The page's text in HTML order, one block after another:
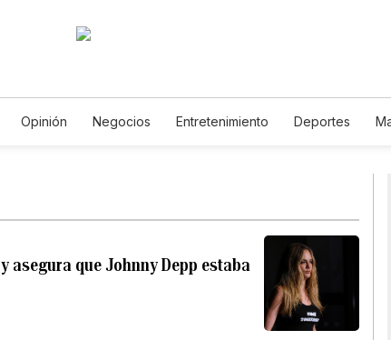
Opinión Negocios Entretenimiento Deportes
asegura que Johnny Depp estaba